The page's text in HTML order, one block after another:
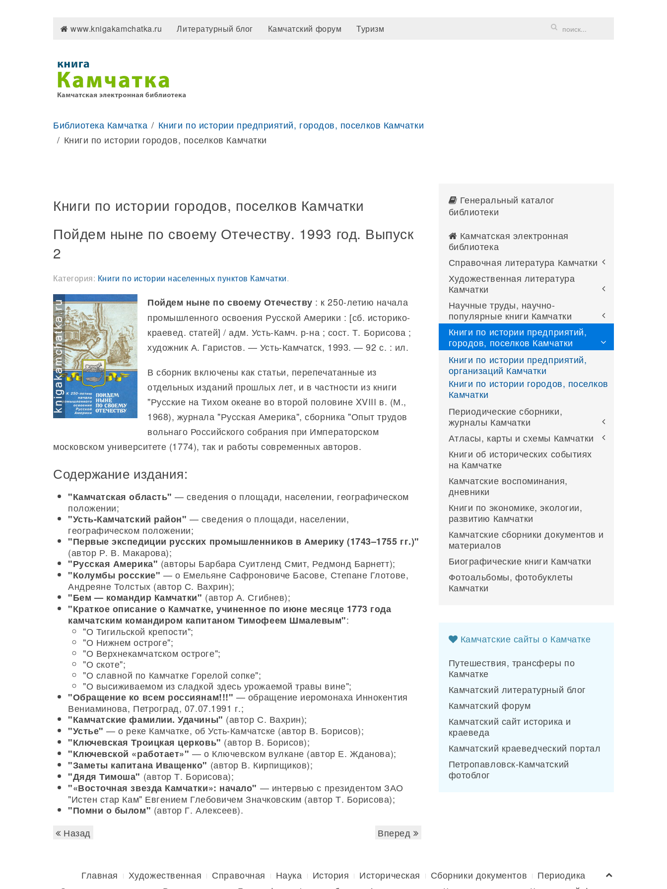
www.knigakamchatka.ru Литературный блог Камчатский форум Туризм
Библиотека Камчатка
Книги по истории предприятий, городов, поселков Камчатки
Книги по истории городов, поселков Камчатки
Книги по истории городов, поселков Камчатки
Пойдем ныне по своему Отечеству. 1993 год. Выпуск
2
Категория: Книги по истории населенных пунктов Камчатки.
Пойдем ныне по своему Отечеству : к 250-летию начала
промышленного освоения Русской Америки : [сб. историко-
краевед. статей] / адм. Усть-Камч. р-на ; сост. Т. Борисова ;
художник А. Гаристов. — Усть-Камчатск, 1993. — 92 с. : ил.
В сборник включены как статьи, перепечатанные из
отдельных изданий прошлых лет, и в частности из книги
"Русские на Тихом океане во второй половине XVIII в. (М.,
1968), журнала "Русская Америка", сборника "Опыт трудов
вольнаго Российского собрания при Императорском
московском университете (1774), так и работы современных авторов.
Содержание издания:
"Камчатская область" — сведения о площади, населении, географическом
положении;
"Усть-Камчатский район" — сведения о площади, населении,
географическом положении;
"Первые экспедиции русских промышленников в Америку (1743–1755 гг.)"
(автор Р. В. Макарова);
"Русская Америка" (авторы Барбара Суитленд Смит, Редмонд Барнетт);
"Колумбы росские" — о Емельяне Сафроновиче Басове, Степане Глотове,
Андреяне Толстых (автор С. Вахрин);
"Бем — командир Камчатки" (автор А. Сгибнев);
"Краткое описание о Камчатке, учиненное по июне месяце 1773 года
камчатским командиром капитаном Тимофеем Шмалевым":
"О Тигильской крепости";
"О Нижнем остроге";
"О Верхнекамчатском остроге";
"О скоте";
"О славной по Камчатке Горелой сопке";
"О высиживаемом из сладкой здесь урожаемой травы вине";
"Обращение ко всем россиянам!!!" — обращение иеромонаха Иннокентия
Вениаминова, Петроград, 07.07.1991 г.;
"Камчатские фамилии. Удачины" (автор С. Вахрин);
"Устье" — о реке Камчатке, об Усть-Камчатске (автор В. Борисов);
"Ключевская Троицкая церковь" (автор В. Борисов);
"Ключевской «работает»" — о Ключевском вулкане (автор Е. Жданова);
"Заметы капитана Иващенко" (автор В. Кирпищиков);
"Дядя Тимоша" (автор Т. Борисова);
"«Восточная звезда Камчатки»: начало" — интервью с президентом ЗАО
"Истен стар Кам" Евгением Глебовичем Значковским (автор Т. Борисова);
"Помни о былом" (автор Г. Алексеев).
Назад
Вперед
Генеральный каталог
библиотеки
Камчатская электронная
библиотека
Справочная литература Камчатки
Художественная литература
Камчатки
Научные труды, научно-
популярные книги Камчатки
Книги по истории предприятий,
городов, поселков Камчатки
Книги по истории предприятий,
организаций Камчатки
Книги по истории городов, поселков
Камчатки
Периодические сборники,
журналы Камчатки
Атласы, карты и схемы Камчатки
Книги об исторических событиях
на Камчатке
Камчатские воспоминания,
дневники
Книги по экономике, экологии,
развитию Камчатки
Камчатские сборники документов и
материалов
Биографические книги Камчатки
Фотоальбомы, фотобуклеты
Камчатки
Камчатские сайты о Камчатке
Путешествия, трансферы по
Камчатке
Камчатский литературный блог
Камчатский форум
Камчатский сайт историка и
краеведа
Камчатский краеведческий портал
Петропавловск-Камчатский
фотоблог
Главная Художественная Справочная Наука История Историческая Сборники документов
Периодика